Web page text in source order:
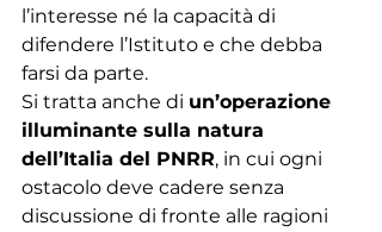
l’interesse né la capacità di
difendere l’Istituto e che debba
farsi da parte.
Si tratta anche di un’operazione
illuminante sulla natura
dell’Italia del PNRR, in cui ogni
ostacolo deve cadere senza
discussione di fronte alle ragioni